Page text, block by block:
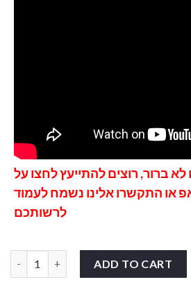
ברור, רוצים להתייעץ לחצו על
או התקשרו אלינו נשמח לעמוד
לרשותכם
ADD TO CART